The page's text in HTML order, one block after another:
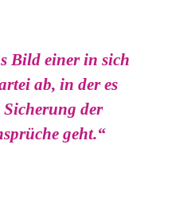
Bild einer in sich
ab, in der es
der
geht.“